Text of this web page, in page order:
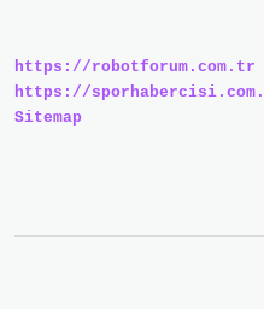
https://robotforum.com.tr
https://
Sitemap